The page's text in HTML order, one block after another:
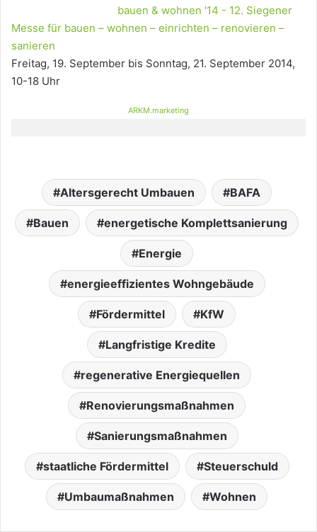
bauen & wohnen '14 - 12. Siegener
Messe für bauen – wohnen – einrichten – renovieren –
sanieren
Freitag, 19. September bis Sonntag, 21. September 2014,
10-18 Uhr
ARKM.marketing
Altersgerecht Umbauen BAFA
Bauen energetische Komplettsanierung
Energie
energieeffizientes Wohngebäude
Fördermittel KfW
Langfristige Kredite
regenerative Energiequellen
Renovierungsmaßnahmen
Sanierungsmaßnahmen
staatliche Fördermittel Steuerschuld
Umbaumaßnahmen Wohnen